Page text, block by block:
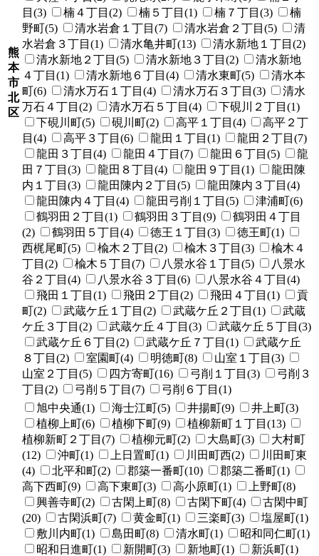
熊
本
市
北
区
目(3)
楠４丁目(2) 楠５丁目(1) 楠７丁目(3)
楠
野町(5)
清水岩倉１丁目(7) 清水岩倉２丁目(5)
清
水岩倉３丁目(1)
清水亀井町(13)
清水新地１丁目(2)
清水新地２丁目(5)
清水新地３丁目(2)
清水新地
４丁目(1)
清水新地６丁目(4) 清水東町(5)
清水本
町(6)
清水万石１丁目(4) 清水万石３丁目(3)
清水
万石４丁目(2)
清水万石５丁目(4)
下硯川２丁目(1)
下硯川町(5)
硯川町(2) 高平１丁目(4)
高平２丁
目(4)
高平３丁目(6) 龍田１丁目(1)
龍田２丁目(7)
龍田３丁目(4)
龍田４丁目(7) 龍田６丁目(5)
龍
田７丁目(3)
龍田８丁目(4) 龍田９丁目(1)
龍田陳
内１丁目(3)
龍田陳内２丁目(5)
龍田陳内３丁目(4)
龍田陳内４丁目(4)
龍田弓削１丁目(5)
津浦町(6)
鶴羽田２丁目(1)
鶴羽田３丁目(9)
鶴羽田４丁目
(2)
鶴羽田５丁目(4) 徳王１丁目(3)
徳王町(1)
西梶尾町(5)
楡木２丁目(2) 楡木３丁目(3)
楡木４
丁目(2)
楡木５丁目(7) 八景水谷１丁目(5)
八景水
谷２丁目(4)
八景水谷３丁目(6)
八景水谷４丁目(4)
飛田１丁目(1)
飛田２丁目(2) 飛田４丁目(1)
貢
町(2)
武蔵ケ丘１丁目(2) 武蔵ケ丘２丁目(1)
武蔵
ケ丘３丁目(2)
武蔵ケ丘４丁目(3)
武蔵ケ丘５丁目(3)
武蔵ケ丘６丁目(2)
武蔵ケ丘７丁目(1)
武蔵ケ丘
８丁目(2)
室園町(4) 明徳町(8)
山室１丁目(3)
山室２丁目(5)
四方寄町(16) 弓削１丁目(3)
弓削３
丁目(2)
弓削５丁目(7) 弓削６丁目(1)
旭中央通(1) 海士江町(5) 井揚町(9)
井上町(3)
植柳上町(6)
植柳下町(9)
植柳新町１丁目(13)
植柳新町２丁目(7)
植柳元町(2) 大島町(3)
大村町
(12)
沖町(1) 上日置町(1) 川田町西(2)
川田町東
(4)
北平和町(2) 郡築一番町(10)
郡築二番町(1)
高下西町(9)
高下東町(3) 高小原町(1)
上野町(8)
興善寺町(2)
古閑上町(8) 古閑下町(4)
古閑中町
(20)
古閑浜町(7) 黄金町(1) 三楽町(3)
塩屋町(1)
敷川内町(1)
島田町(8) 清水町(1)
昭和同仁町(1)
昭和日進町(1)
新開町(3) 新地町(1)
新浜町(1)